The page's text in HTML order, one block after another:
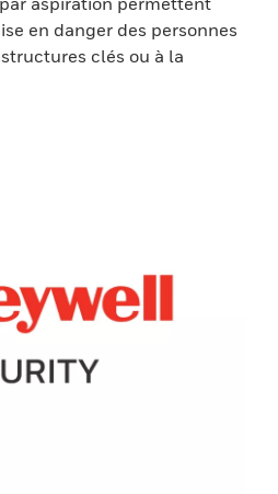
en danger des personnes
clés ou à la